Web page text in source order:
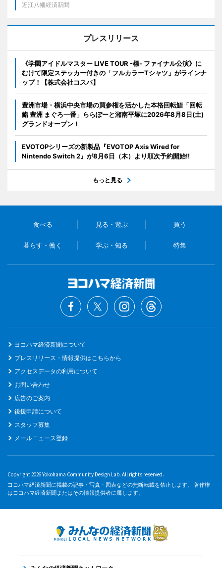
近江八幡経済新聞
プレスリリース
《学園アイドルマスター LIVE TOUR -標- ファイナル公演》に
むけて限定ステッカー付きの「フルカラーTシャツ」がラインナ
ップ！【株式会社コスパ】
豊洲市場・横浜中央市場の買参権を活かした本格回転鮨「回転
鮨 豊洲 まぐろ一番」ららぽーと湘南平塚に2026年8月8日(土)
グランドオープン！
EVOTOPシリーズの新製品『EVOTOP Axis Wired for
Nintendo Switch 2』が8月6日（木）より順次予約開始!!
もっと見る
食べる 見る・遊ぶ 買う
暮らす・働く 学ぶ・知る 特集
ヨコハマ経済新聞について
プレスリリース・情報提供はこちらから
アクセスデータの利用について
お問い合わせ
広告のご案内
後援申請について
スタッフ募集
メールニュース登録
Copyright 2026 Yokohama Community Design Lab. All rights reserved.
ヨコハマ経済新聞に掲載の記事・写真・図表などの無断転載を禁止します。 著作権
はヨコハマ経済新聞またはその情報提供者に属します。